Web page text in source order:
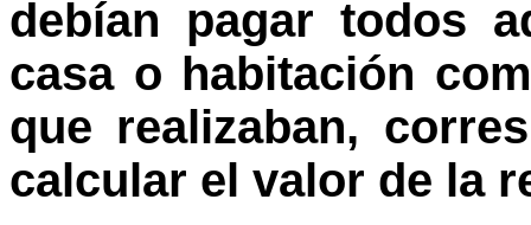
debían pagar todos
casa o habitación
que realizaban,
calcular el valor de la